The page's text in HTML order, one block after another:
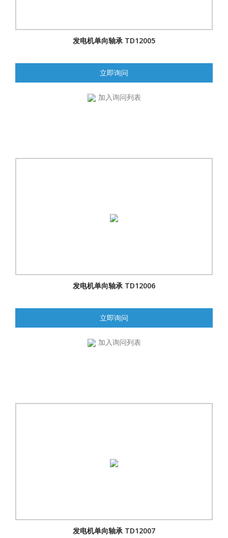
发电机单向轴承 TD12005
立即询问
加入询问列表
发电机单向轴承 TD12006
立即询问
加入询问列表
发电机单向轴承 TD12007